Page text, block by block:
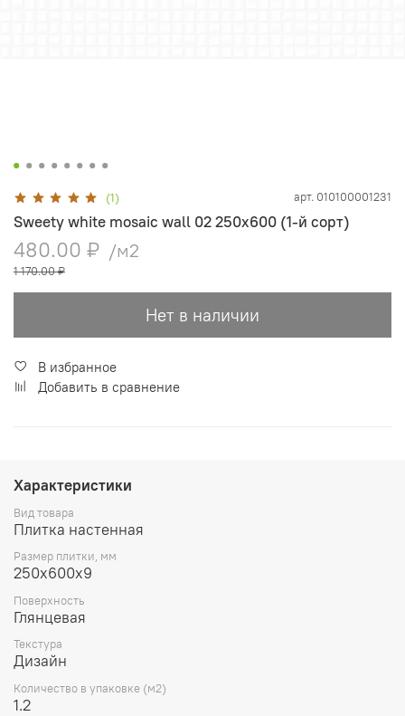
(1) арт. 010100001231
Sweety white mosaic wall 02 250х600 (1-й сорт)
480.00 ₽ /м2
1 170.00 ₽
Нет в наличии
В избранное
Добавить в сравнение
Характеристики
Вид товара
Плитка настенная
Размер плитки, мм
250х600х9
Поверхность
Глянцевая
Текстура
Дизайн
Количество в упаковке (м2)
1.2